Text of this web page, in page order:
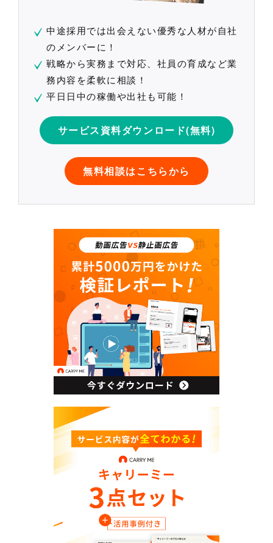
中途採用では出会えない優秀な人材が自社
のメンバーに！
戦略から実務まで対応、社員の育成など業
務内容を柔軟に相談！
平日日中の稼働や出社も可能！
サービス資料ダウンロード(無料)
無料相談はこちらから